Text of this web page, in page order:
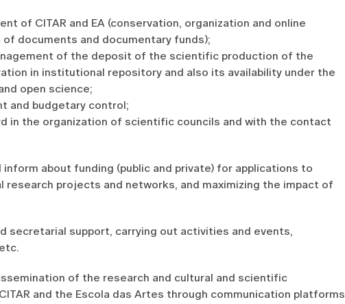
of CITAR and EA (conservation, organization and online
documents and documentary funds);
of the deposit of the scientific production of the
in institutional repository and also its availability under the
open science;
and budgetary control;
in the organization of scientific councils and with the contact
inform about funding (public and private) for applications to
research projects and networks, and maximizing the impact of
secretarial support, carrying out activities and events,
of the research and cultural and scientific
and the Escola das Artes through communication platforms